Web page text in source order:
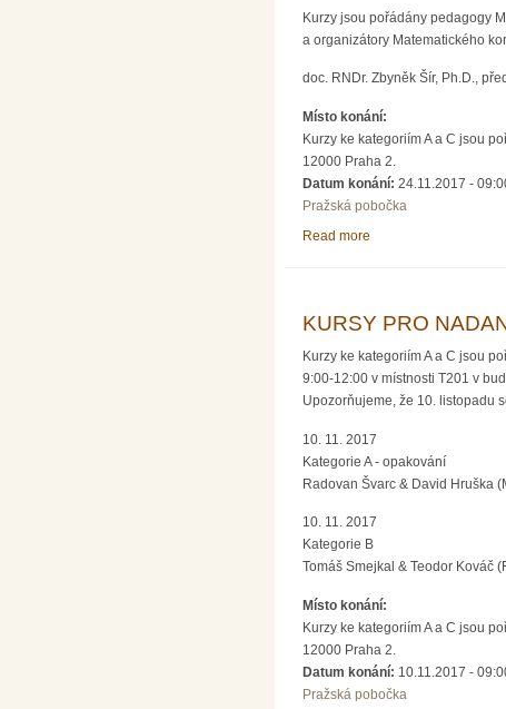
Kurzy jsou pořádány pedagogy
a organizátory Matematického
doc. RNDr. Zbyněk Šír, Ph.D.,
Místo konání:
Kurzy ke kategoriím A a C jsou
12000 Praha 2.
Datum konání: 24.11.2017 -
Pražská pobočka
Read more
KURSY PRO
Kurzy ke kategoriím A a C jsou
9:00-12:00 v místnosti T201 v
Upozorňujeme, že 10. listopadu
10. 11. 2017
Kategorie A - opakování
Radovan Švarc & David Hruška
10. 11. 2017
Kategorie B
Tomáš Smejkal & Teodor Kováč
Místo konání:
Kurzy ke kategoriím A a C jsou
12000 Praha 2.
Datum konání: 10.11.2017 -
Pražská pobočka